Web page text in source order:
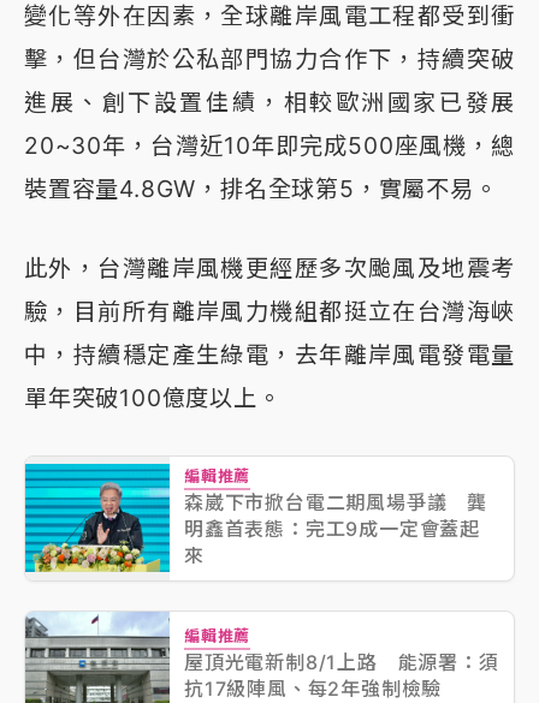
變化等外在因素，全球離岸風電工程都受到衝
擊，但台灣於公私部門協力合作下，持續突破
進展、創下設置佳績，相較歐洲國家已發展
20~30年，台灣近10年即完成500座風機，總
裝置容量4.8GW，排名全球第5，實屬不易。
此外，台灣離岸風機更經歷多次颱風及地震考
驗，目前所有離岸風力機組都挺立在台灣海峽
中，持續穩定產生綠電，去年離岸風電發電量
單年突破100億度以上。
編輯推薦
森崴下市掀台電二期風場爭議 龔
明鑫首表態：完工9成一定會蓋起
來
編輯推薦
屋頂光電新制8/1上路 能源署：須
抗17級陣風、每2年強制檢驗